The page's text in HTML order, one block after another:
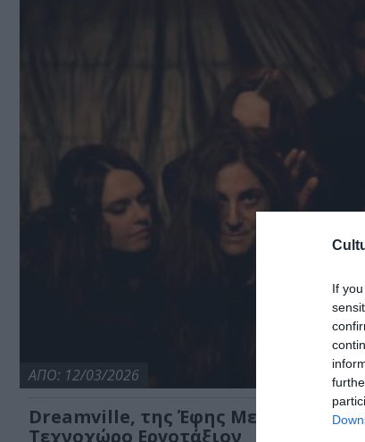
If
ΑΠΟ: 12/03/2026
Dreamville, της Έφης Μεράβογλου
Τεχνοχώρο Εργοτάξιον